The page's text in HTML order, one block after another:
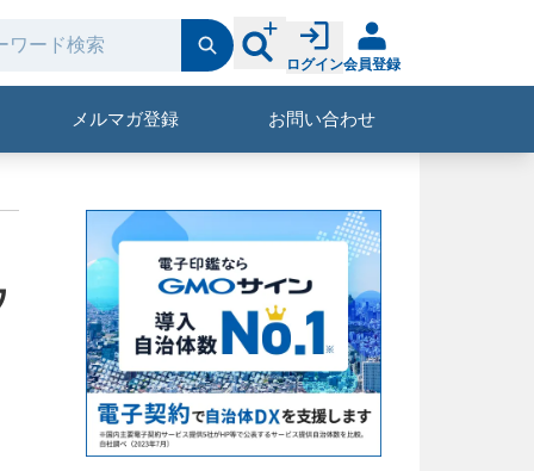
ログイン会員登録
メルマガ登録 お問い合わせ